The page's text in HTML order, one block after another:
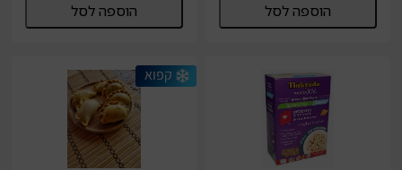
הוספה לסל הוספה לסל